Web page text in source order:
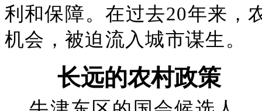
利和保障。在过去20年来，
机会，被迫流入城市谋生。
长远的农村政策